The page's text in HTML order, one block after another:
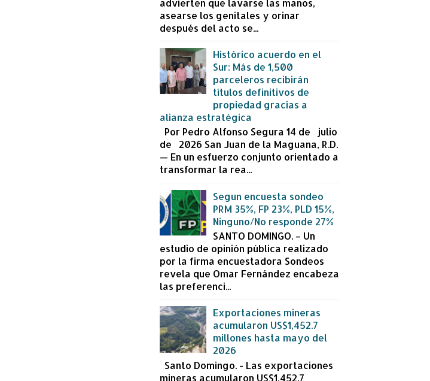
advierten que lavarse las manos,
asearse los genitales y orinar
después del acto se...
Histórico acuerdo en el
Sur: Más de 1,500
parceleros recibirán
títulos definitivos de
propiedad gracias a
alianza estratégica
Por Pedro Alfonso Segura 14 de julio
de 2026 San Juan de la Maguana, R.D.
— En un esfuerzo conjunto orientado a
transformar la rea...
Segun encuesta sondeo
PRM 35%, FP 23%, PLD 15%,
Ninguno/No responde 27%
SANTO DOMINGO. – Un
estudio de opinión pública realizado
por la firma encuestadora Sondeos
revela que Omar Fernández encabeza
las preferenci...
Exportaciones mineras
acumularon US$1,452.7
millones hasta mayo del
2026
Santo Domingo. - Las exportaciones
mineras acumularon US$1,452.7